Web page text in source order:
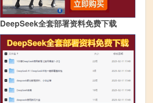
DeepSeek全套部署资料免费下载